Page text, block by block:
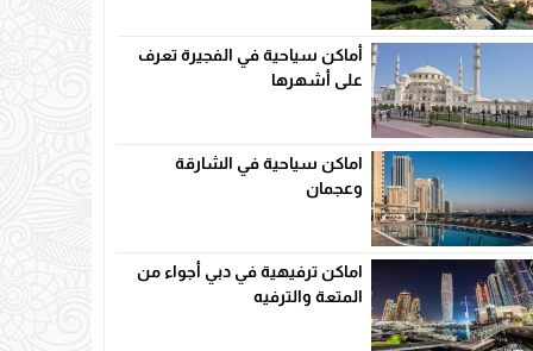
أماكن سياحية في الفجيرة تعرف
على أشهرها
اماكن سياحية في الشارقة
وعجمان
اماكن ترفيهية في دبي أجواء من
المتعة والترفيه